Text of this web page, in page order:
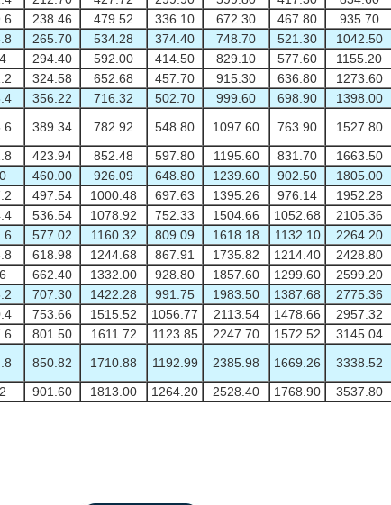
238.46 479.52 336.10 672.30 467.80 935.70
265.70 534.28 374.40 748.70 521.30 1042.50
294.40 592.00 414.50 829.10 577.60 1155.20
324.58 652.68 457.70 915.30 636.80 1273.60
356.22 716.32 502.70 999.60 698.90 1398.00
389.34 782.92 548.80 1097.60 763.90 1527.80
423.94 852.48 597.80 1195.60 831.70 1663.50
460.00 926.09 648.80 1239.60 902.50 1805.00
497.54 1000.48 697.63 1395.26 976.14 1952.28
536.54 1078.92 752.33 1504.66 1052.68 2105.36
577.02 1160.32 809.09 1618.18 1132.10 2264.20
618.98 1244.68 867.91 1735.82 1214.40 2428.80
662.40 1332.00 928.80 1857.60 1299.60 2599.20
707.30 1422.28 991.75 1983.50 1387.68 2775.36
753.66 1515.52 1056.77 2113.54 1478.66 2957.32
801.50 1611.72 1123.85 2247.70 1572.52 3145.04
850.82 1710.88 1192.99 2385.98 1669.26 3338.52
901.60 1813.00 1264.20 2528.40 1768.90 3537.80